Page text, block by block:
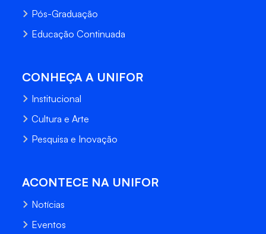
Pós-Graduação
Educação Continuada
CONHEÇA A UNIFOR
Institucional
Cultura e Arte
Pesquisa e Inovação
ACONTECE NA UNIFOR
Notícias
Eventos